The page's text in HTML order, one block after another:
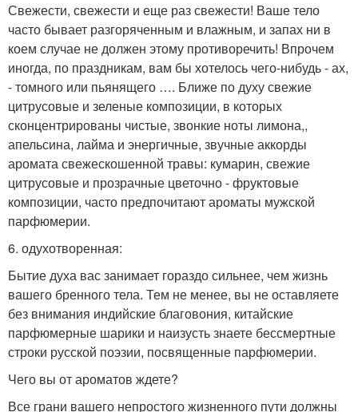
Свежести, свежести и еще раз свежести! Ваше тело
часто бывает разгоряченным и влажным, и запах ни в
коем случае не должен этому противоречить! Впрочем
иногда, по праздникам, вам бы хотелось чего-нибудь - ах,
- томного или пьянящего …. Ближе по духу свежие
цитрусовые и зеленые композиции, в которых
сконцентрированы чистые, звонкие ноты лимона,,
апельсина, лайма и энергичные, звучные аккорды
аромата свежескошенной травы: кумарин, свежие
цитрусовые и прозрачные цветочно - фруктовые
композиции, часто предпочитают ароматы мужской
парфюмерии.
6. одухотворенная:
Бытие духа вас занимает гораздо сильнее, чем жизнь
вашего бренного тела. Тем не менее, вы не оставляете
без внимания индийские благовония, китайские
парфюмерные шарики и наизусть знаете бессмертные
строки русской поэзии, посвященные парфюмерии.
Чего вы от ароматов ждете?
Все грани вашего непростого жизненного пути должны